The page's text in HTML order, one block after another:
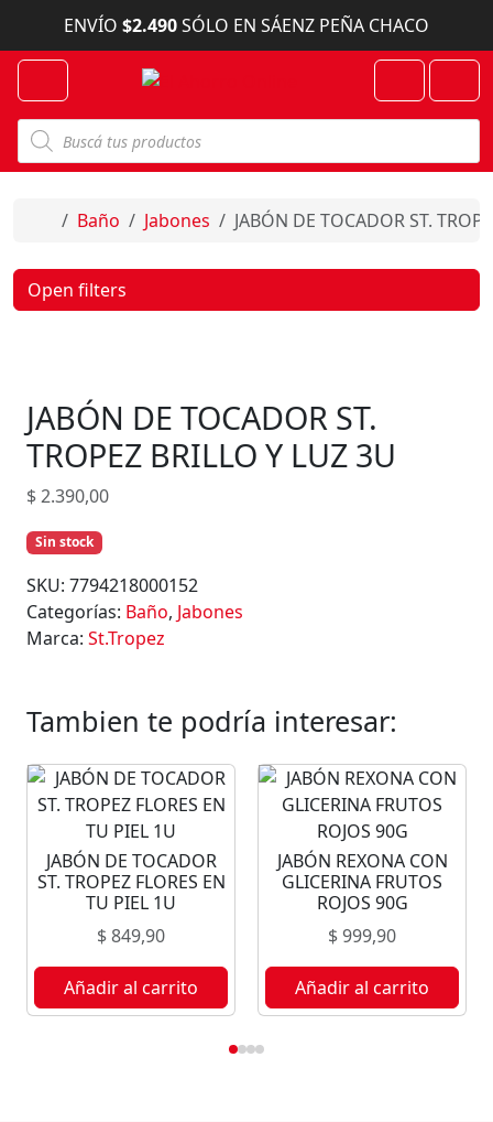
Skip to content
ENVÍO $2.490SÓLO EN SÁENZ PEÑA CHACO
B
s
q
d
o
Account
Cart
Home
Baño Jabones JABÓN DE TOCADOR ST.
JABÓN DE TOCADOR ST.
TROPEZ BRILLO Y LUZ 3U
$2.390,00
Sin stock
SKU: 7794218000152
Categorías: Baño, Jabones
Marca: St.Tropez
Tambien te podría interesar:
JABÓN DE TOCADOR
ST. TROPEZ FLORES EN
TU PIEL 1U
$849,90
Añadir al carrito
JABÓN REXONA CON
GLICERINA FRUTOS
ROJOS 90G
$999,90
Añadir al carrito
Open filters